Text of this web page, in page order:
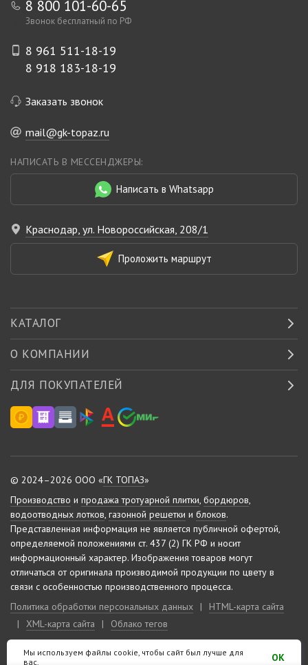
8 800 101-60-65
Звонок бесплатный по РФ
8 961 511-18-19
8 918 183-18-19
Заказать звонок
mail@gk-topaz.ru
НАПИСАТЬ В МЕССЕНДЖЕРЫ:
Написать в Whatsapp
Краснодар, ул. Новороссийская, 208/1
Проложить маршрут
КАТАЛОГ
О КОМПАНИИ
ДЛЯ ПОКУПАТЕЛЕЙ
© 2024–2026 ООО «ГК ТОПАЗ»
Производство и продажа тротуарной плитки, бордюров,
водоотводных лотков, газонной решетки и блоков.
Представленная информация не является публичной офертой,
определяемой положениями ст. 437 (2) ГК РФ и носит
информационный характер. Изображения товаров могут
отличаться от оригинала производимой продукции по цвету в
связи с особенностью производственного процесса.
Политика обработки персональных данных
|
HTML-карта сайта
|
XML-карта сайта | Облако тегов
Сделано на «10-м этаже»
Мы используем файлы cookie, чтобы сайт был лучше для
вас.
OK